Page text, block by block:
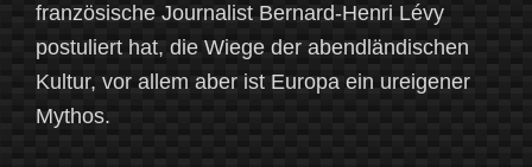
französische Journalist Bernard-Henri Lévy
postuliert hat, die Wiege der abendländischen
Kultur, vor allem aber ist Europa ein ureigener
Mythos.